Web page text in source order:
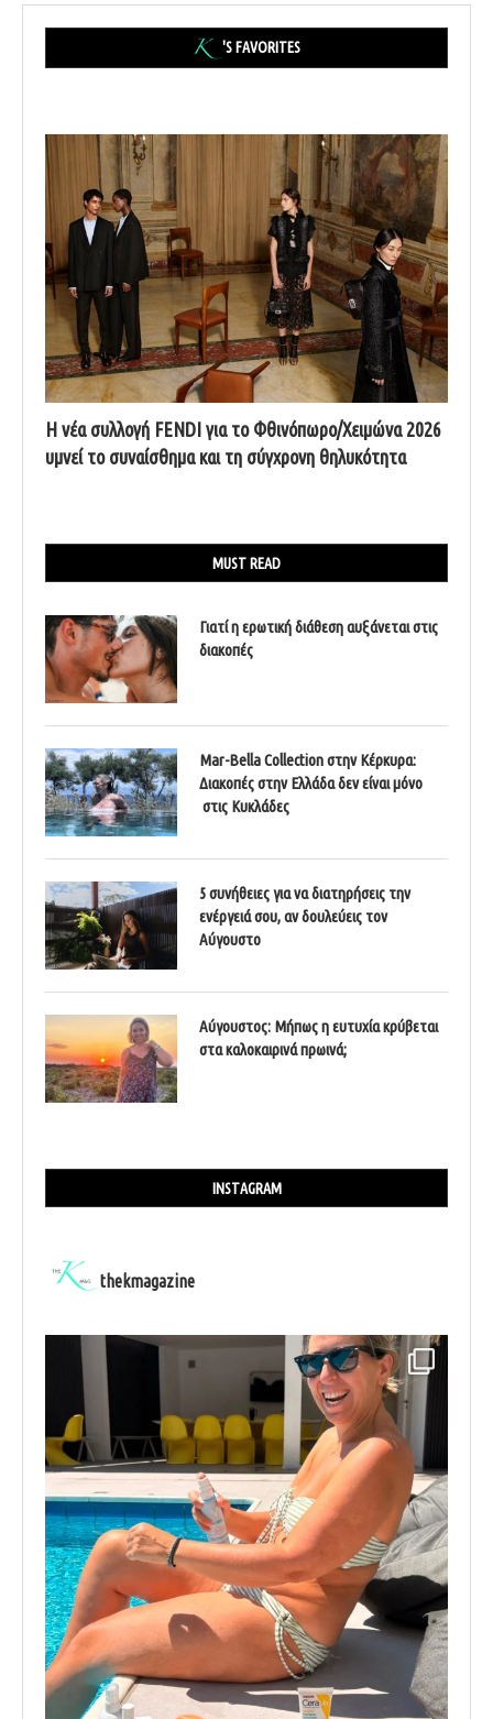
'S FAVORITES
Η νέα συλλογή FENDI για το Φθινόπωρο/Χειμώνα 2026
υμνεί το συναίσθημα και τη σύγχρονη θηλυκότητα
MUST READ
Γιατί η ερωτική διάθεση αυξάνεται στις
διακοπές
Mar-Bella Collection στην Κέρκυρα:
Διακοπές στην Ελλάδα δεν είναι μόνο
στις Κυκλάδες
5 συνήθειες για να διατηρήσεις την
ενέργειά σου, αν δουλεύεις τον
Αύγουστο
Αύγουστος: Μήπως η ευτυχία κρύβεται
στα καλοκαιρινά πρωινά;
INSTAGRAM
thekmagazine